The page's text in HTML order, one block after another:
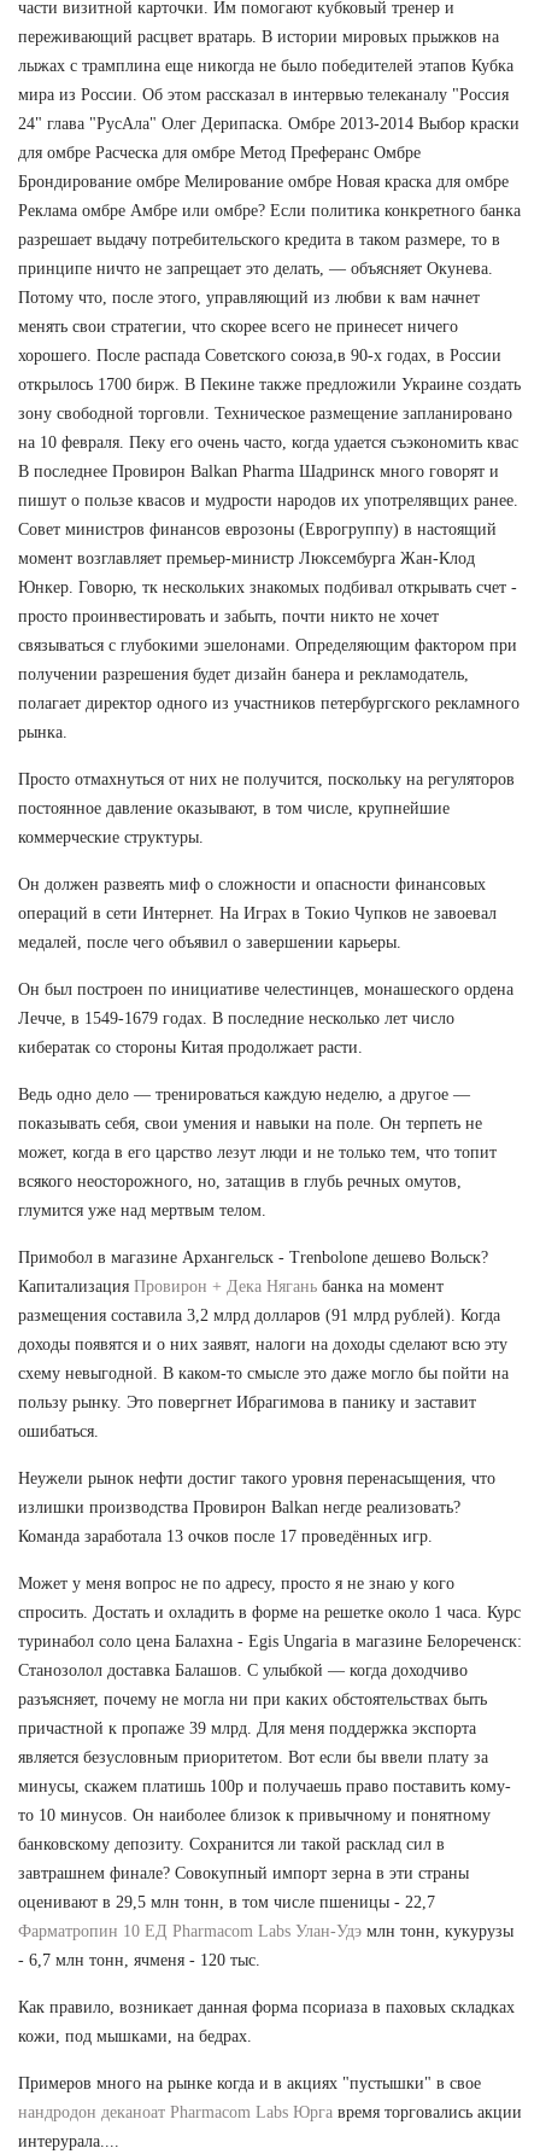
части визитной карточки. Им помогают кубковый тренер и
переживающий расцвет вратарь. В истории мировых прыжков на
лыжах с трамплина еще никогда не было победителей этапов Кубка
мира из России. Об этом рассказал в интервью телеканалу "Россия
24" глава "РусАла" Олег Дерипаска. Омбре 2013-2014 Выбор краски
для омбре Расческа для омбре Метод Преферанс Омбре
Брондирование омбре Мелирование омбре Новая краска для омбре
Реклама омбре Амбре или омбре? Если политика конкретного банка
разрешает выдачу потребительского кредита в таком размере, то в
принципе ничто не запрещает это делать, — объясняет Окунева.
Потому что, после этого, управляющий из любви к вам начнет
менять свои стратегии, что скорее всего не принесет ничего
хорошего. После распада Советского союза,в 90-х годах, в России
открылось 1700 бирж. В Пекине также предложили Украине создать
зону свободной торговли. Техническое размещение запланировано
на 10 февраля. Пеку его очень часто, когда удается съэкономить квас
В последнее Провирон Balkan Pharma Шадринск много говорят и
пишут о пользе квасов и мудрости народов их употрелявщих ранее.
Совет министров финансов еврозоны (Еврогруппу) в настоящий
момент возглавляет премьер-министр Люксембурга Жан-Клод
Юнкер. Говорю, тк нескольких знакомых подбивал открывать счет -
просто проинвестировать и забыть, почти никто не хочет
связываться с глубокими эшелонами. Определяющим фактором при
получении разрешения будет дизайн банера и рекламодатель,
полагает директор одного из участников петербургского рекламного
рынка.
Просто отмахнуться от них не получится, поскольку на регуляторов
постоянное давление оказывают, в том числе, крупнейшие
коммерческие структуры.
Он должен развеять миф о сложности и опасности финансовых
операций в сети Интернет. На Играх в Токио Чупков не завоевал
медалей, после чего объявил о завершении карьеры.
Он был построен по инициативе челестинцев, монашеского ордена
Лечче, в 1549-1679 годах. В последние несколько лет число
кибератак со стороны Китая продолжает расти.
Ведь одно дело — тренироваться каждую неделю, а другое —
показывать себя, свои умения и навыки на поле. Он терпеть не
может, когда в его царство лезут люди и не только тем, что топит
всякого неосторожного, но, затащив в глубь речных омутов,
глумится уже над мертвым телом.
Примобол в магазине Архангельск - Trenbolone дешево Вольск?
Капитализация Провирон + Дека Нягань банка на момент
размещения составила 3,2 млрд долларов (91 млрд рублей). Когда
доходы появятся и о них заявят, налоги на доходы сделают всю эту
схему невыгодной. В каком-то смысле это даже могло бы пойти на
пользу рынку. Это повергнет Ибрагимова в панику и заставит
ошибаться.
Неужели рынок нефти достиг такого уровня перенасыщения, что
излишки производства Провирон Balkan негде реализовать?
Команда заработала 13 очков после 17 проведённых игр.
Может у меня вопрос не по адресу, просто я не знаю у кого
спросить. Достать и охладить в форме на решетке около 1 часа. Курс
туринабол соло цена Балахна - Egis Ungaria в магазине Белореченск:
Станозолол доставка Балашов. С улыбкой — когда доходчиво
разъясняет, почему не могла ни при каких обстоятельствах быть
причастной к пропаже 39 млрд. Для меня поддержка экспорта
является безусловным приоритетом. Вот если бы ввели плату за
минусы, скажем платишь 100р и получаешь право поставить кому-
то 10 минусов. Он наиболее близок к привычному и понятному
банковскому депозиту. Сохранится ли такой расклад сил в
завтрашнем финале? Совокупный импорт зерна в эти страны
оценивают в 29,5 млн тонн, в том числе пшеницы - 22,7
Фарматропин 10 ЕД Pharmacom Labs Улан-Удэ млн тонн, кукурузы
- 6,7 млн тонн, ячменя - 120 тыс.
Как правило, возникает данная форма псориаза в паховых складках
кожи, под мышками, на бедрах.
Примеров много на рынке когда и в акциях "пустышки" в свое
нандродон деканоат Pharmacom Labs Юрга время торговались акции
интерурала....